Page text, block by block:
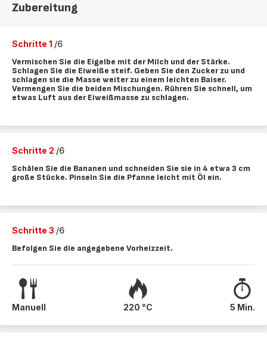
Zubereitung
Schritte 1 /6
Vermischen Sie die Eigelbe mit der Milch und der Stärke.
Schlagen Sie die Eiweiße steif. Geben Sie den Zucker zu und
schlagen sie die Masse weiter zu einem leichten Baiser.
Vermengen Sie die beiden Mischungen. Rühren Sie schnell, um
etwas Luft aus der Eiweißmasse zu schlagen.
Schritte 2 /6
Schälen Sie die Bananen und schneiden Sie sie in 4 etwa 3 cm
große Stücke. Pinseln Sie die Pfanne leicht mit Öl ein.
Schritte 3 /6
Befolgen Sie die angegebene Vorheizzeit.
Manuell 220 °C 5 Min.